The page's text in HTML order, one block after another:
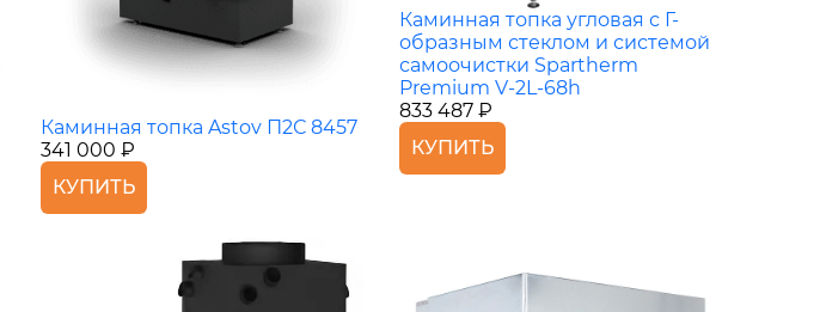
Каминная топка Astov П2С 8457
341 000 ₽
КУПИТЬ
Каминная топка угловая с Г-
образным стеклом и системой
самоочистки Spartherm
Premium V-2L-68h
833 487 ₽
КУПИТЬ